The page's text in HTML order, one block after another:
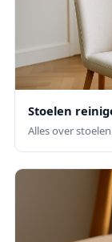
Stoelen
Alles over